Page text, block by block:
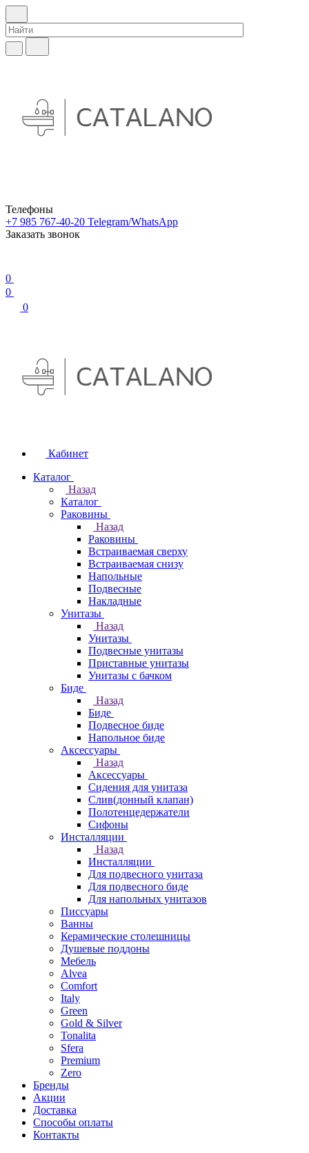
Телефоны
+7 985 767-40-20 Telegram/WhatsApp
Заказать звонок
0
0
0
Кабинет
Каталог
Назад
Каталог
Раковины
Назад
Раковины
Встраиваемая сверху
Встраиваемая снизу
Напольные
Подвесные
Накладные
Унитазы
Назад
Унитазы
Подвесные унитазы
Приставные унитазы
Унитазы с бачком
Биде
Назад
Биде
Подвесное биде
Напольное биде
Аксессуары
Назад
Аксессуары
Сидения для унитаза
Слив(донный клапан)
Полотенцедержатели
Сифоны
Инсталляции
Назад
Инсталляции
Для подвесного унитаза
Для подвесного биде
Для напольных унитазов
Писсуары
Ванны
Керамические столешницы
Душевые поддоны
Мебель
Alvea
Comfort
Italy
Green
Gold & Silver
Tonalita
Sfera
Premium
Zero
Бренды
Акции
Доставка
Способы оплаты
Контакты